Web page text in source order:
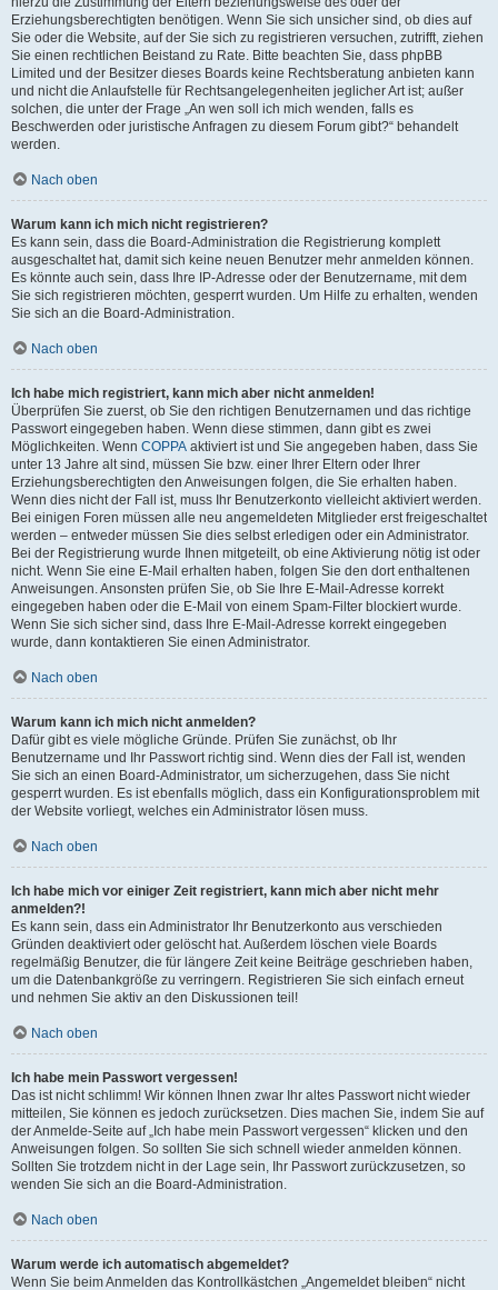
Erziehungsberechtigten benötigen. Wenn Sie sich unsicher sind, ob dies auf
Sie oder die Website, auf der Sie sich zu registrieren versuchen, zutrifft, ziehen
Sie einen rechtlichen Beistand zu Rate. Bitte beachten Sie, dass phpBB
Limited und der Besitzer dieses Boards keine Rechtsberatung anbieten kann
und nicht die Anlaufstelle für Rechtsangelegenheiten jeglicher Art ist; außer
solchen, die unter der Frage „An wen soll ich mich wenden, falls es
Beschwerden oder juristische Anfragen zu diesem Forum gibt?“ behandelt
werden.
Nach oben
Warum kann ich mich nicht registrieren?
Es kann sein, dass die Board-Administration die Registrierung komplett
ausgeschaltet hat, damit sich keine neuen Benutzer mehr anmelden können.
Es könnte auch sein, dass Ihre IP-Adresse oder der Benutzername, mit dem
Sie sich registrieren möchten, gesperrt wurden. Um Hilfe zu erhalten, wenden
Sie sich an die Board-Administration.
Nach oben
Ich habe mich registriert, kann mich aber nicht anmelden!
Überprüfen Sie zuerst, ob Sie den richtigen Benutzernamen und das richtige
Passwort eingegeben haben. Wenn diese stimmen, dann gibt es zwei
Möglichkeiten. Wenn COPPA aktiviert ist und Sie angegeben haben, dass Sie
unter 13 Jahre alt sind, müssen Sie bzw. einer Ihrer Eltern oder Ihrer
Erziehungsberechtigten den Anweisungen folgen, die Sie erhalten haben.
Wenn dies nicht der Fall ist, muss Ihr Benutzerkonto vielleicht aktiviert werden.
Bei einigen Foren müssen alle neu angemeldeten Mitglieder erst freigeschaltet
werden – entweder müssen Sie dies selbst erledigen oder ein Administrator.
Bei der Registrierung wurde Ihnen mitgeteilt, ob eine Aktivierung nötig ist oder
nicht. Wenn Sie eine E-Mail erhalten haben, folgen Sie den dort enthaltenen
Anweisungen. Ansonsten prüfen Sie, ob Sie Ihre E-Mail-Adresse korrekt
eingegeben haben oder die E-Mail von einem Spam-Filter blockiert wurde.
Wenn Sie sich sicher sind, dass Ihre E-Mail-Adresse korrekt eingegeben
wurde, dann kontaktieren Sie einen Administrator.
Nach oben
Warum kann ich mich nicht anmelden?
Dafür gibt es viele mögliche Gründe. Prüfen Sie zunächst, ob Ihr
Benutzername und Ihr Passwort richtig sind. Wenn dies der Fall ist, wenden
Sie sich an einen Board-Administrator, um sicherzugehen, dass Sie nicht
gesperrt wurden. Es ist ebenfalls möglich, dass ein Konfigurationsproblem mit
der Website vorliegt, welches ein Administrator lösen muss.
Nach oben
Ich habe mich vor einiger Zeit registriert, kann mich aber nicht mehr
anmelden?!
Es kann sein, dass ein Administrator Ihr Benutzerkonto aus verschieden
Gründen deaktiviert oder gelöscht hat. Außerdem löschen viele Boards
regelmäßig Benutzer, die für längere Zeit keine Beiträge geschrieben haben,
um die Datenbankgröße zu verringern. Registrieren Sie sich einfach erneut
und nehmen Sie aktiv an den Diskussionen teil!
Nach oben
Ich habe mein Passwort vergessen!
Das ist nicht schlimm! Wir können Ihnen zwar Ihr altes Passwort nicht wieder
mitteilen, Sie können es jedoch zurücksetzen. Dies machen Sie, indem Sie auf
der Anmelde-Seite auf „Ich habe mein Passwort vergessen“ klicken und den
Anweisungen folgen. So sollten Sie sich schnell wieder anmelden können.
Sollten Sie trotzdem nicht in der Lage sein, Ihr Passwort zurückzusetzen, so
wenden Sie sich an die Board-Administration.
Nach oben
Warum werde ich automatisch abgemeldet?
Wenn Sie beim Anmelden das Kontrollkästchen „Angemeldet bleiben“ nicht